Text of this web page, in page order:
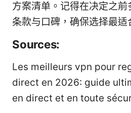
方案清单。记得在决定之
条款与口碑，确保选择最适
Sources:
Les meilleurs vpn pour
direct en 2026: guide
en direct et en toute